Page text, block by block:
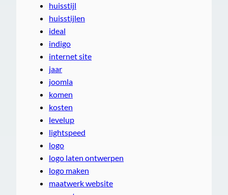
huisstijl
huisstijlen
ideal
indigo
internet site
jaar
joomla
komen
kosten
levelup
lightspeed
logo
logo laten ontwerpen
logo maken
maatwerk website